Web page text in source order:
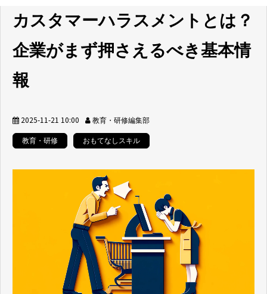
カスタマーハラスメントとは？
企業がまず押さえるべき基本情
報
2025-11-21 10:00 教育・研修編集部
教育・研修 おもてなしスキル